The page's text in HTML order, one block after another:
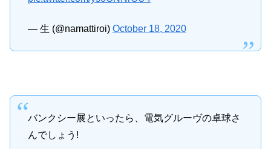
— 生 (@namattiroi) October 18, 2020
バンクシー展といったら、電気グルーヴの卓球さ
んでしょう!